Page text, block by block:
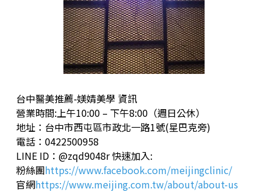
台中醫美推薦-媄婧美學 資訊
營業時間:上午10:00 – 下午8:00（週日公休）
地址：台中市西屯區市政北一路1號(星巴克旁)
電話：0422500958
LINE ID：@zqd9048r 快速加入:
粉絲團https://www.facebook.com/meijingclinic/
官網https://www.meijing.com.tw/about/about-us